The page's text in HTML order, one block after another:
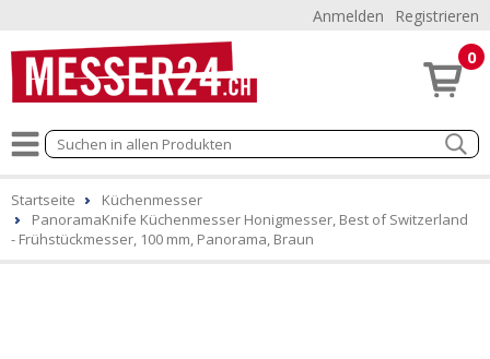
Anmelden Registrieren
0
Startseite
Küchenmesser
PanoramaKnife Küchenmesser Honigmesser, Best of Switzerland
- Frühstückmesser, 100 mm, Panorama, Braun